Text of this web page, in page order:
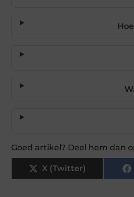
Goed artikel? Deel hem dan
X (Twitter)